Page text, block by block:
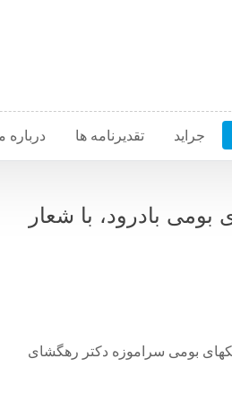
جراید تقدیرنامه ها درباره
بادرود، با شعار
بومی سراموزه دکتر رهگشای